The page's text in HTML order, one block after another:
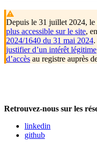
Depuis le 31 juillet 2024, le
plus accessible sur le site,
2024/1640 du 31 mai 2024
justifier d’un intérêt légitime
d’accès au registre auprès
Retrouvez-nous sur les
linkedin
github